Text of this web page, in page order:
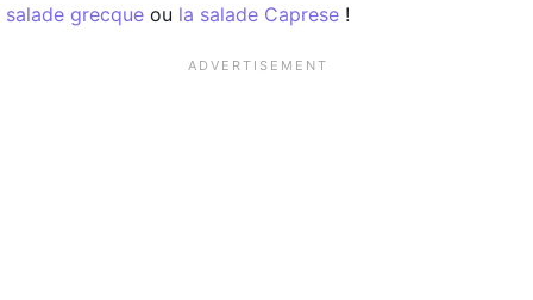
salade grecque ou la salade Caprese !